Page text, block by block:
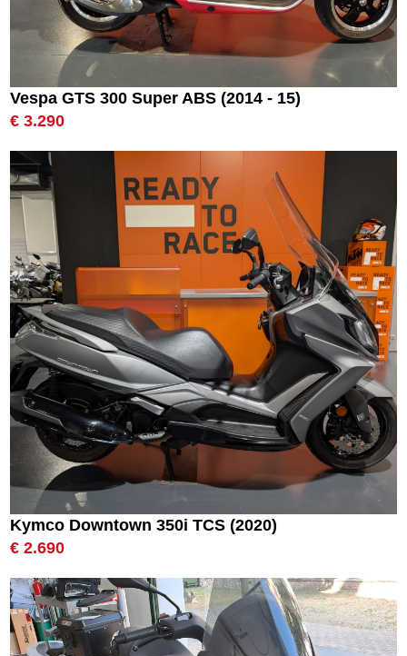
Vespa GTS 300 Super ABS (2014 - 15)
€ 3.290
Kymco Downtown 350i TCS (2020)
€ 2.690